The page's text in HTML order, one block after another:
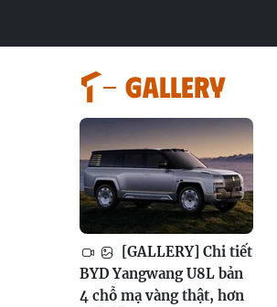
GALLERY
[GALLERY] Chi tiết
BYD Yangwang U8L bản
4 chỗ mạ vàng thật, hơn